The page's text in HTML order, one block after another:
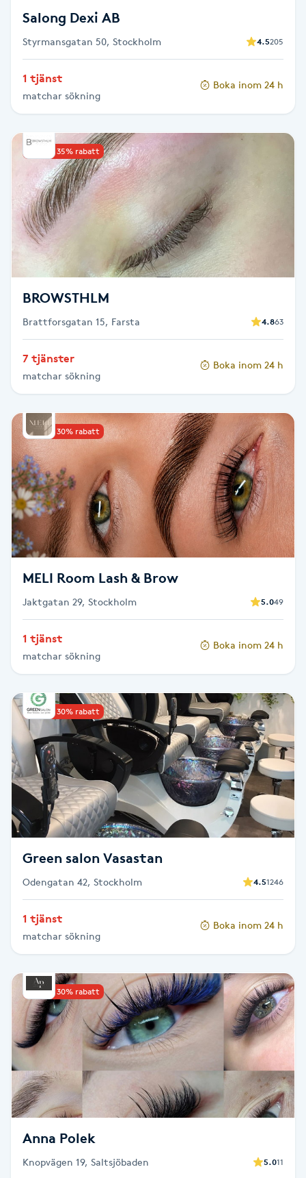
Föning
Gelenaglar
Gellack
Gellack med förstärkning
Gravidmassage
Gravidyoga
Gruppträning
Gua Sha-massage
Hatha Yoga
Headspa
Healing
Herrklippning
HIFU
Hollywood Peel
Hot Stone Massage
Hot yoga
Hudföryngring
Huduppstramning
Hudvård
Hyaluronsyra
Hyperhidros
Hypnos
Hårborttagning
Hårförlängning
Hårvård
Hälsa
Hälsprickor
Salong Dexi AB
Styrmansgatan 50, Stockholm 4.5205
1 tjänst
matchar sökning
Boka inom 24 h
Upp till 35% rabatt
BROWSTHLM
Brattforsgatan 15, Farsta 4.863
7 tjänster
matchar sökning
Boka inom 24 h
Upp till 30% rabatt
MELI Room Lash & Brow
Jaktgatan 29, Stockholm 5.049
1 tjänst
matchar sökning
Boka inom 24 h
Upp till 30% rabatt
Green salon Vasastan
Odengatan 42, Stockholm 4.51246
1 tjänst
matchar sökning
Boka inom 24 h
Upp till 30% rabatt
Anna Polek
Knopvägen 19, Saltsjöbaden 5.011